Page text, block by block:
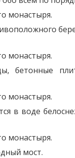
бетонные
в воде
мост.